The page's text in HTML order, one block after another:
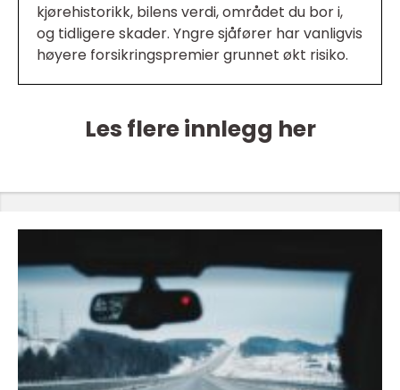
kjørehistorikk, bilens verdi, området du bor i,
og tidligere skader. Yngre sjåfører har vanligvis
høyere forsikringspremier grunnet økt risiko.
Les flere innlegg her